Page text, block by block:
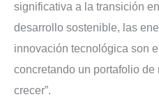
significativa a la transición
desarrollo sostenible, las
innovación tecnológica son
concretando un portafolio
crecer”.